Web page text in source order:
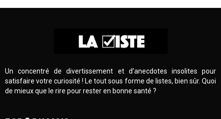
Un concentré de divertissement et d’anecdotes insolites pour
satisfaire votre curiosité ! Le tout sous forme de listes, bien sûr. Quoi
de mieux que le rire pour rester en bonne santé ?